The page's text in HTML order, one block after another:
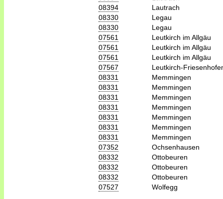
08394
Lautrach
08330
Legau
08330
Legau
07561
Leutkirch im Allgäu
07561
Leutkirch im Allgäu
07561
Leutkirch im Allgäu
07567
Leutkirch-
08331
Memmingen
08331
Memmingen
08331
Memmingen
08331
Memmingen
08331
Memmingen
08331
Memmingen
08331
Memmingen
07352
Ochsenhausen
08332
Ottobeuren
08332
Ottobeuren
08332
Ottobeuren
07527
Wolfegg